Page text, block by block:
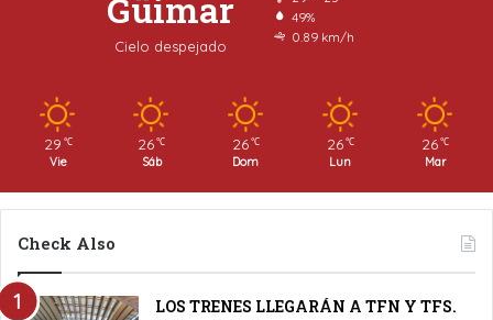
Cielo despejado
49%
0.89 km/h
29 ℃
Vie
26 ℃
Sáb
26 ℃
Dom
26 ℃
Lun
26 ℃
Mar
Check Also
LOS TRENES LLEGARÁN A TFN Y TFS.